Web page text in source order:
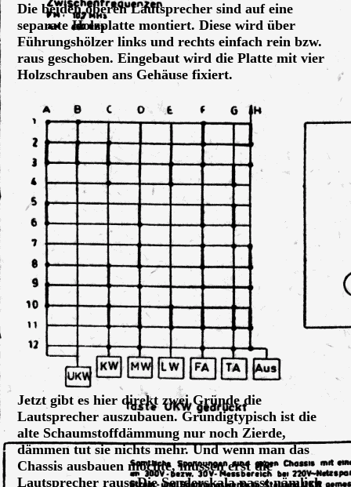
Die beiden oberen Lautsprecher sind auf eine
separate Holzplatte montiert. Diese wird über
Führungshölzer links und rechts einfach rein bzw.
raus geschoben. Eingebaut wird die Platte mit vier
Holzschrauben ans Gehäuse fixiert.
Hauptlautsprecher auf Trägerplatte, Grundig 3090
Jetzt gibt es hier direkt zwei Gründe die
Lautsprecher auszubauen. Grundigtypisch ist die
alte Schaumstoffdämmung nur noch Zierde,
dämmen tut sie nichts mehr. Und wenn man das
Chassis ausbauen möchte, müssen erst die
Lautsprecher raus. Die Senderskala passt nämlich